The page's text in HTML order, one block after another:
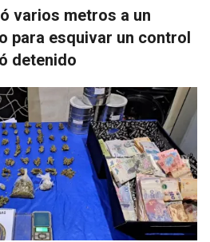
varios metros a un
para esquivar un control
detenido